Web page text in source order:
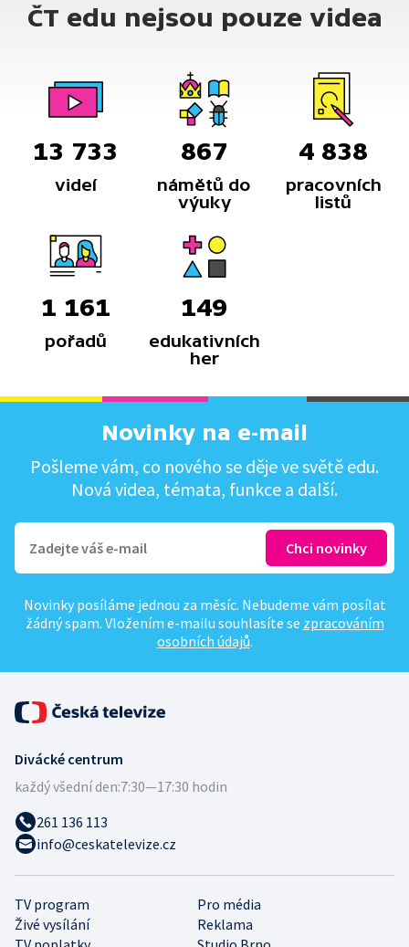
ČT edu nejsou pouze videa
13 733
videí
867
námětů do
výuky
4 838
pracovních
listů
1 161
pořadů
149
edukativních
her
Novinky na e-mail
Pošleme vám, co nového se děje ve světě edu.
Nová videa, témata, funkce a další.
Novinky posíláme jednou za měsíc. Nebudeme vám posílat
žádný spam. Vložením e-mailu souhlasíte se zpracováním
osobních údajů.